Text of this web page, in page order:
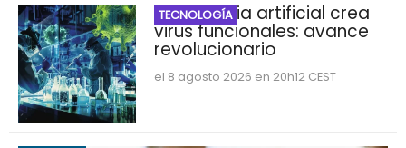
TECNOLOGÍA
Inteligencia artificial crea
virus funcionales: avance
revolucionario
el 8 agosto 2026 en 20h12 CEST